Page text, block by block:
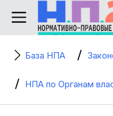
База НПА
НПА по Органам